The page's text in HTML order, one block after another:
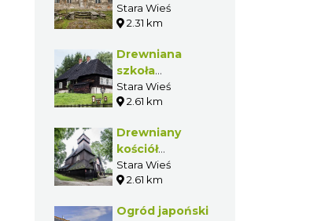
Stara Wieś
2.31 km
Drewniana
szkoła
parafialna w
Starej Wsi
Stara Wieś
2.61 km
Drewniany
kościół
Podwyższenia
Krzyża
Starej Wsi
Stara Wieś
2.61 km
Ogród japoński